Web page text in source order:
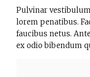
Pulvinar
lorem penatibus.
faucibus netus.
ex odio bibendum